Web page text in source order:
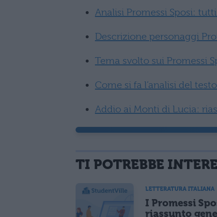
Analisi Promessi Sposi:
Descrizione personaggi
Tema svolto sui Promessi
Come si fa l’analisi del
Addio ai Monti di Lucia:
TI POTREBBE
LETTERATURA ITALIANA
I Promessi
riassunto